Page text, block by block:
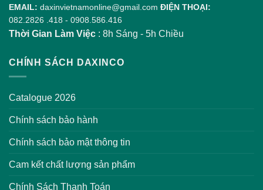
EMAIL: daxinvietnamonline@gmail.com ĐIỆN THOẠI:
082.2826 .418 - 0908.586.416
Thời Gian Làm Việc : 8h Sáng - 5h Chiều
CHÍNH SÁCH DAXINCO
Catalogue 2026
Chính sách bảo hành
Chính sách bảo mật thông tin
Cam kết chất lượng sản phẩm
Chính Sách Thanh Toán